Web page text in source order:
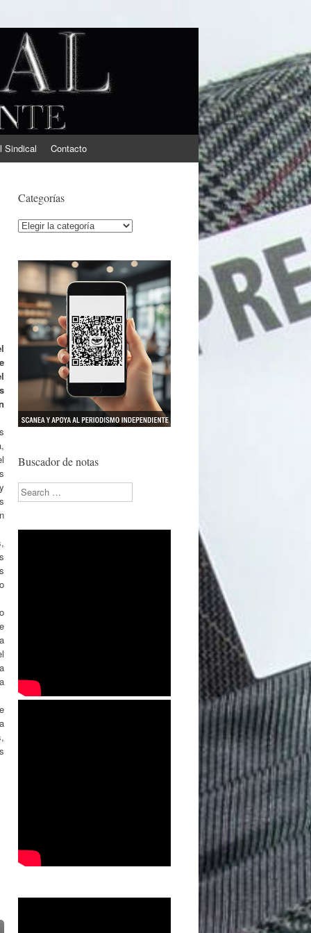
Sindical Contacto
Categorías
Categorías
Buscador de notas
Search